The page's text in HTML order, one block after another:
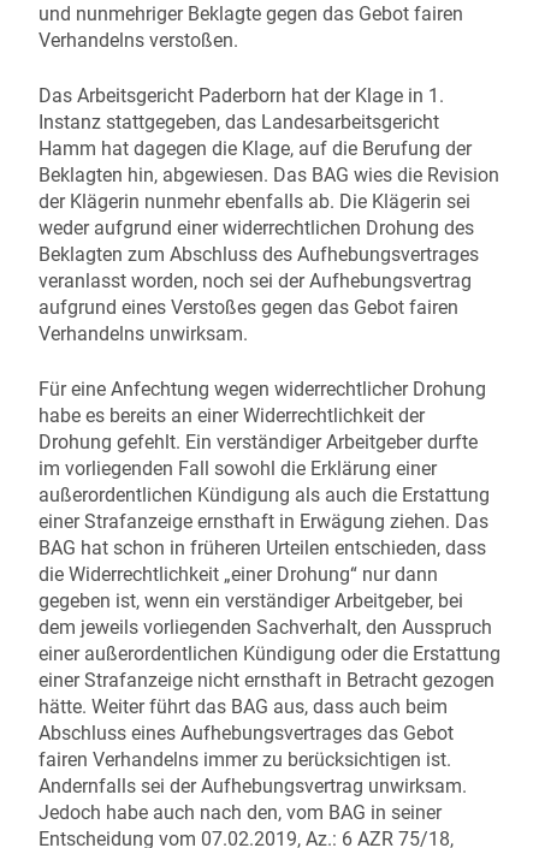
und nunmehriger Beklagte gegen das Gebot fairen
Verhandelns verstoßen.
Das Arbeitsgericht Paderborn hat der Klage in 1.
Instanz stattgegeben, das Landesarbeitsgericht
Hamm hat dagegen die Klage, auf die Berufung der
Beklagten hin, abgewiesen. Das BAG wies die Revision
der Klägerin nunmehr ebenfalls ab. Die Klägerin sei
weder aufgrund einer widerrechtlichen Drohung des
Beklagten zum Abschluss des Aufhebungsvertrages
veranlasst worden, noch sei der Aufhebungsvertrag
aufgrund eines Verstoßes gegen das Gebot fairen
Verhandelns unwirksam.
Für eine Anfechtung wegen widerrechtlicher Drohung
habe es bereits an einer Widerrechtlichkeit der
Drohung gefehlt. Ein verständiger Arbeitgeber durfte
im vorliegenden Fall sowohl die Erklärung einer
außerordentlichen Kündigung als auch die Erstattung
einer Strafanzeige ernsthaft in Erwägung ziehen. Das
BAG hat schon in früheren Urteilen entschieden, dass
die Widerrechtlichkeit „einer Drohung“ nur dann
gegeben ist, wenn ein verständiger Arbeitgeber, bei
dem jeweils vorliegenden Sachverhalt, den Ausspruch
einer außerordentlichen Kündigung oder die Erstattung
einer Strafanzeige nicht ernsthaft in Betracht gezogen
hätte. Weiter führt das BAG aus, dass auch beim
Abschluss eines Aufhebungsvertrages das Gebot
fairen Verhandelns immer zu berücksichtigen ist.
Andernfalls sei der Aufhebungsvertrag unwirksam.
Jedoch habe auch nach den, vom BAG in seiner
Entscheidung vom 07.02.2019, Az.: 6 AZR 75/18,